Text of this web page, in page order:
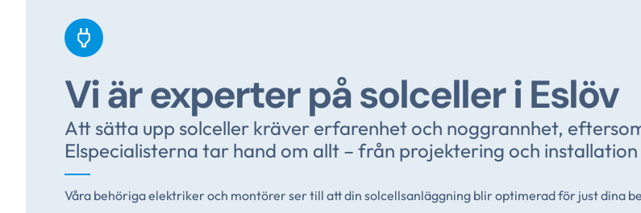
Vi är experter på solceller i Eslöv
Att sätta upp solceller kräver erfarenhet och noggrannhet,
Elspecialisterna tar hand om allt – från projektering och
Våra behöriga elektriker och montörer ser till att din solcellsanläggning blir optimerad för just dina